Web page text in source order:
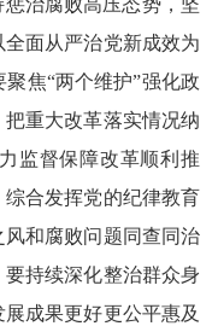
惩治腐败高压态势，坚
面从严治党新成效为
焦“两个维护”强化政
重大改革落实情况纳
监督保障改革顺利推
合发挥党的纪律教育
和腐败问题同查同治
持续深化整治群众身
成果更好更公平惠及